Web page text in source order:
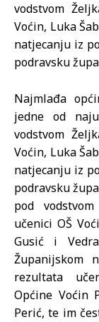
vodstvom
Voćin, Luka
natjecanju iz
podravsku
Najmlađa
jedne od
vodstvom
Voćin, Luka
natjecanju iz
podravsku
pod
učenici OŠ
Gusić i
Županijskom
rezultata
Općine Voćin
Perić, te im